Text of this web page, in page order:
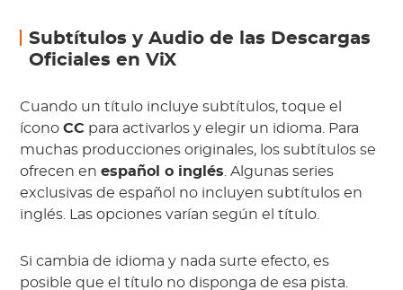
Subtítulos y Audio de las Descargas
Oficiales en ViX
Cuando un título incluye subtítulos, toque el
íconoCC para activarlos y elegir un idioma. Para
muchas producciones originales, los subtítulos se
ofrecen enespañol o inglés. Algunas series
exclusivas de español no incluyen subtítulos en
inglés. Las opciones varían según el título.
Si cambia de idioma y nada surte efecto, es
posible que el título no disponga de esa pista.